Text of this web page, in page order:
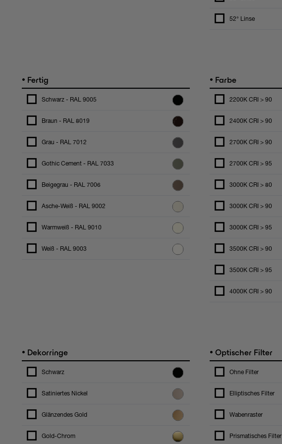
52° Linse
• Fertig
Schwarz - RAL 9005
Braun - RAL 8019
Grau - RAL 7012
Gothic Cement - RAL 7033
Beigegrau - RAL 7006
Asche-Weiß - RAL 9002
Warmweiß - RAL 9010
Weiß - RAL 9003
• Farbe
2200K CRI > 90
2400K CRI > 90
2700K CRI > 90
2700K CRI > 95
3000K CRI > 80
3000K CRI > 90
3000K CRI > 95
3500K CRI > 90
3500K CRI > 95
4000K CRI > 90
• Dekorringe
Schwarz
Satiniertes Nickel
Glänzendes Gold
Gold-Chrom
• Optischer Filter
Ohne Filter
Elliptisches Filter
Wabenraster
Prismatisches Filter